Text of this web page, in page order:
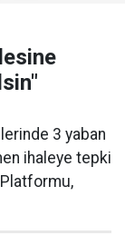
3 yaban
ihaleye tepki